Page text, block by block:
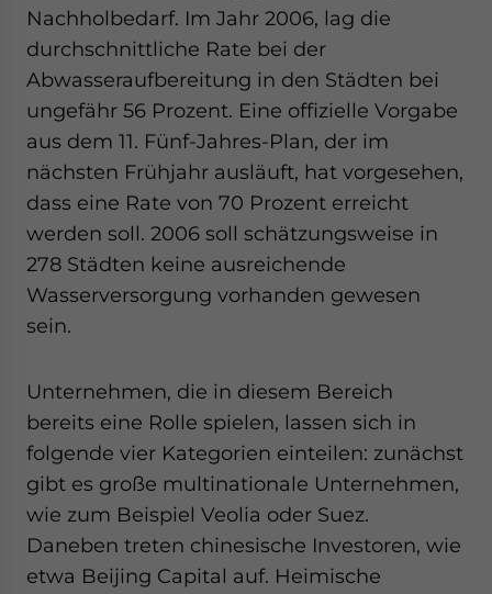
Nachholbedarf. Im Jahr 2006, lag die
durchschnittliche Rate bei der
Abwasseraufbereitung in den Städten bei
ungefähr 56 Prozent. Eine offizielle Vorgabe
aus dem 11. Fünf-Jahres-Plan, der im
nächsten Frühjahr ausläuft, hat vorgesehen,
dass eine Rate von 70 Prozent erreicht
werden soll. 2006 soll schätzungsweise in
278 Städten keine ausreichende
Wasserversorgung vorhanden gewesen
sein.
Unternehmen, die in diesem Bereich
bereits eine Rolle spielen, lassen sich in
folgende vier Kategorien einteilen: zunächst
gibt es große multinationale Unternehmen,
wie zum Beispiel Veolia oder Suez.
Daneben treten chinesische Investoren, wie
etwa Beijing Capital auf. Heimische